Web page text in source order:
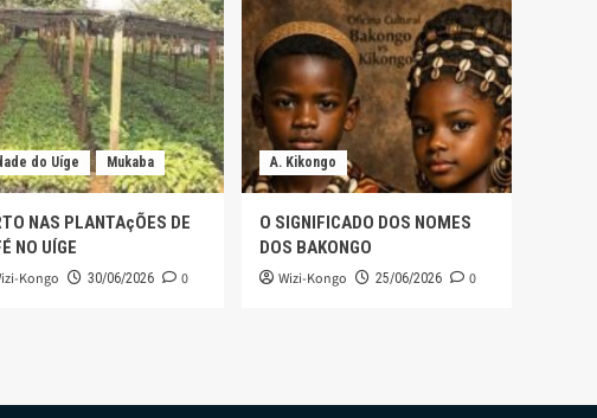
do Uíge Mukaba
NAS PLANTAçÕES DE
NO UÍGE
Kongo 30/06/2026 0
A. Kikongo
O SIGNIFICADO DOS NOMES
DOS BAKONGO
Wizi-Kongo 25/06/2026 0